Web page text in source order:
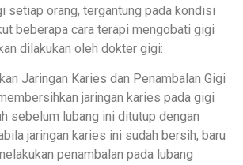
setiap orang, tergantung pada kondisi
beberapa cara terapi mengobati gigi
dilakukan oleh dokter gigi:
Jaringan Karies dan Penambalan Gigi
jaringan karies pada gigi
sebelum lubang ini ditutup dengan
jaringan karies ini sudah bersih, baru
penambalan pada lubang